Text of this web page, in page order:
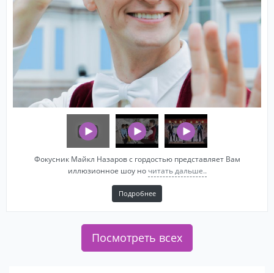
Фокусник Майкл Назаров с гордостью представляет Вам
иллюзионное шоу но читать дальше..
Подробнее
Посмотреть всех